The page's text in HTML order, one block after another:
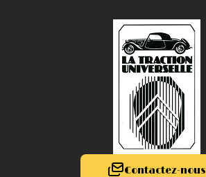
Contactez-nous